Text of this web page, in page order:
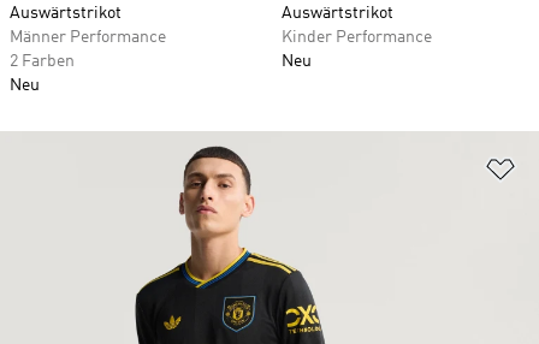
Auswärtstrikot
Männer Performance
2 Farben
Neu
Auswärtstrikot
Kinder Performance
Neu